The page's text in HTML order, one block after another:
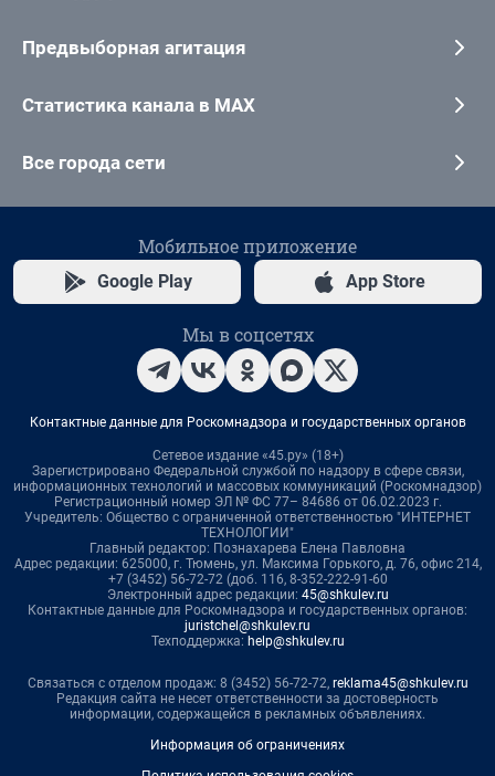
Предвыборная агитация
Статистика канала в MAX
Все города сети
Мобильное приложение
Google Play App Store
Мы в соцсетях
Контактные данные для Роскомнадзора и государственных органов
Сетевое издание «45.ру» (18+)
Зарегистрировано Федеральной службой по надзору в сфере связи,
информационных технологий и массовых коммуникаций (Роскомнадзор)
Регистрационный номер ЭЛ № ФС 77– 84686 от 06.02.2023 г.
Учредитель: Общество с ограниченной ответственностью "ИНТЕРНЕТ
ТЕХНОЛОГИИ"
Главный редактор: Познахарева Елена Павловна
Адрес редакции: 625000, г. Тюмень, ул. Максима Горького, д. 76, офис 214,
+7 (3452) 56-72-72 (доб. 116, 8-352-222-91-60
Электронный адрес редакции: 45@shkulev.ru
Контактные данные для Роскомнадзора и государственных органов:
juristchel@shkulev.ru
Техподдержка: help@shkulev.ru
Связаться с отделом продаж: 8 (3452) 56-72-72, reklama45@shkulev.ru
Редакция сайта не несет ответственности за достоверность
информации, содержащейся в рекламных объявлениях.
Информация об ограничениях